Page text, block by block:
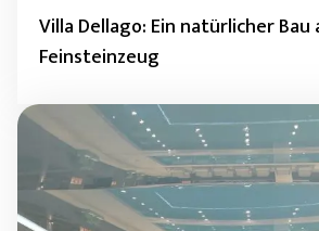
Villa Dellago: Ein natürlicher Bau
Feinsteinzeug